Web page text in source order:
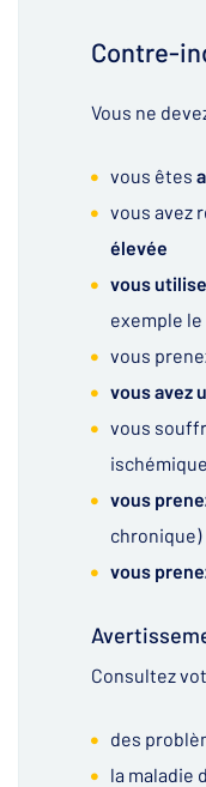
Contre-
Vous ne
vous êtes
vous avez
élevée
vous
exemple
vous
vous avez
vous
vous
chronique)
vous
Consultez
des
la maladie